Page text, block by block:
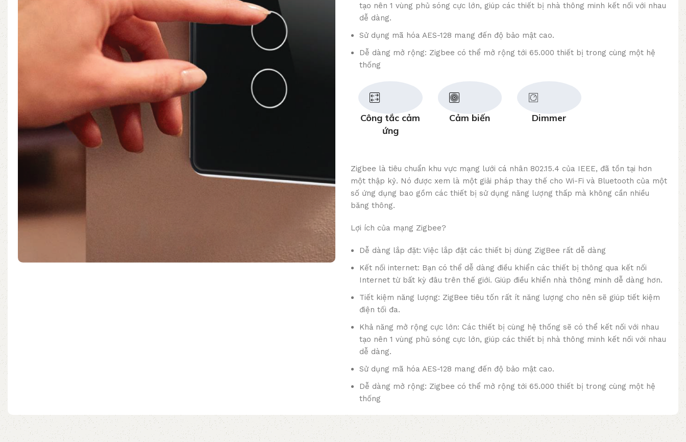
tạo nên 1 vùng phủ sóng cực lớn, giúp các thiết bị nhà thông minh kết nối với nhau
dễ dàng.
Sử dụng mã hóa AES-128 mang đến độ bảo mật cao.
Dễ dàng mở rộng: Zigbee có thể mở rộng tới 65.000 thiết bị trong cùng một hệ
thống
Công tắc cảm
ứng
Cảm biến Dimmer
Zigbee là tiêu chuẩn khu vực mạng lưới cá nhân 802.15.4 của IEEE, đã tồn tại hơn
một thập kỷ. Nó được xem là một giải pháp thay thế cho Wi-Fi và Bluetooth của một
số ứng dụng bao gồm các thiết bị sử dụng năng lượng thấp mà không cần nhiều
băng thông.
Lợi ích của mạng Zigbee?
Dễ dàng lắp đặt: Việc lắp đặt các thiết bị dùng ZigBee rất dễ dàng
Kết nối internet: Bạn có thể dễ dàng điều khiển các thiết bị thông qua kết nối
Internet từ bất kỳ đâu trên thế giới. Giúp điều khiển nhà thông minh dễ dàng hơn.
Tiết kiệm năng lượng: ZigBee tiêu tốn rất ít năng lượng cho nên sẽ giúp tiết kiệm
điện tối đa.
Khả năng mở rộng cực lớn: Các thiết bị cùng hệ thống sẽ có thể kết nối với nhau
tạo nên 1 vùng phủ sóng cực lớn, giúp các thiết bị nhà thông minh kết nối với nhau
dễ dàng.
Sử dụng mã hóa AES-128 mang đến độ bảo mật cao.
Dễ dàng mở rộng: Zigbee có thể mở rộng tới 65.000 thiết bị trong cùng một hệ
thống